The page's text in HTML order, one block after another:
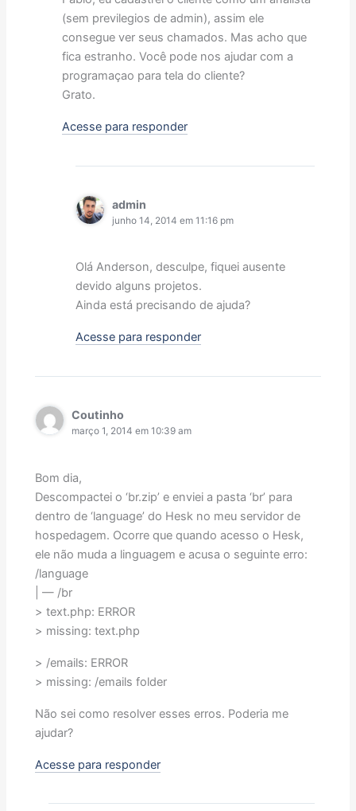
(sem previlegios de admin), assim ele
consegue ver seus chamados. Mas acho que
fica estranho. Você pode nos ajudar com a
programaçao para tela do cliente?
Grato.
Acesse para responder
admin
junho 14, 2014 em 11:16 pm
Olá Anderson, desculpe, fiquei ausente
devido alguns projetos.
Ainda está precisando de ajuda?
Acesse para responder
Coutinho
março 1, 2014 em 10:39 am
Bom dia,
Descompactei o ‘br.zip’ e enviei a pasta ‘br’ para
dentro de ‘language’ do Hesk no meu servidor de
hospedagem. Ocorre que quando acesso o Hesk,
ele não muda a linguagem e acusa o seguinte erro:
/language
| — /br
> text.php: ERROR
> missing: text.php
> /emails: ERROR
> missing: /emails folder
Não sei como resolver esses erros. Poderia me
ajudar?
Acesse para responder